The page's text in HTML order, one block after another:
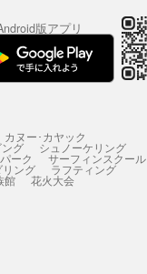
版アプリ
カヌー･カヤック
グ シュノーケリング
ーク サーフィンスクール
ング ラフティング
館 花火大会